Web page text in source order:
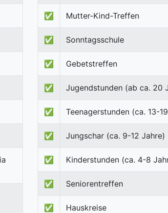
✅ Mutter-Kind-Treffen
✅ Sonntagsschule
✅ Gebetstreffen
✅ Jugendstunden (ab ca. 20
✅ Teenagerstunden (ca. 13-
✅ Jungschar (ca. 9-12 Jahre)
✅ Kinderstunden (ca. 4-8
✅ Seniorentreffen
✅ Hauskreise